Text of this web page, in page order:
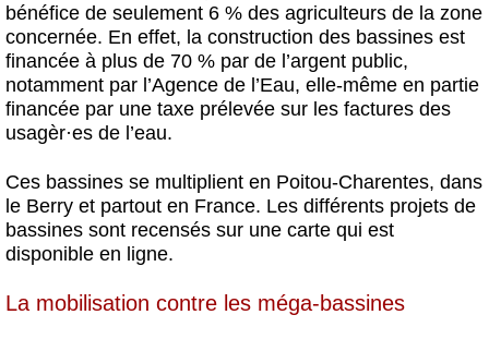
bénéfice de seulement 6 % des agriculteurs de la zone
concernée. En effet, la construction des bassines est
financée à plus de 70 % par de l’argent public,
notamment par l’Agence de l’Eau, elle-même en partie
financée par une taxe prélevée sur les factures des
usagèr·es de l’eau.
Ces bassines se multiplient en Poitou-Charentes, dans
le Berry et partout en France. Les différents projets de
bassines sont recensés sur une carte qui est
disponible en ligne.
La mobilisation contre les méga-bassines